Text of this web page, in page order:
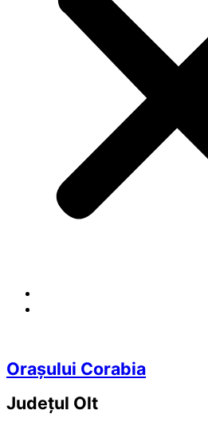
Orașului Corabia
Județul Olt